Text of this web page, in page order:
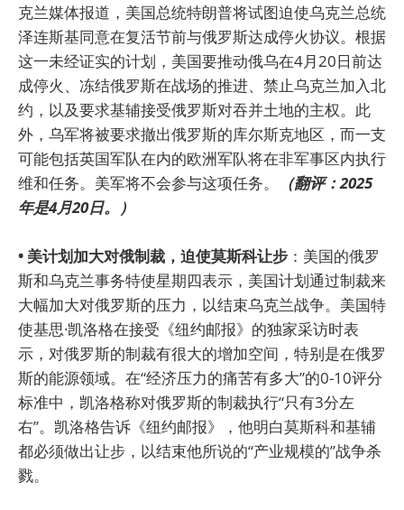
克兰媒体报道，美国总统特朗普将试图迫使乌克兰总统
泽连斯基同意在复活节前与俄罗斯达成停火协议。根据
这一未经证实的计划，美国要推动俄乌在4月20日前达
成停火、冻结俄罗斯在战场的推进、禁止乌克兰加入北
约，以及要求基辅接受俄罗斯对吞并土地的主权。此
外，乌军将被要求撤出俄罗斯的库尔斯克地区，而一支
可能包括英国军队在内的欧洲军队将在非军事区内执行
维和任务。美军将不会参与这项任务。
（翻评：2025
年是4月20日。）
• 美计划加大对俄制裁，迫使莫斯科让步 ：美国的俄罗
斯和乌克兰事务特使星期四表示，美国计划通过制裁来
大幅加大对俄罗斯的压力，以结束乌克兰战争。美国特
使基思·凯洛格在接受《纽约邮报》的独家采访时表
示，对俄罗斯的制裁有很大的增加空间，特别是在俄罗
斯的能源领域。在“经济压力的痛苦有多大”的0-10评分
标准中，凯洛格称对俄罗斯的制裁执行“只有3分左
右”。凯洛格告诉《纽约邮报》，他明白莫斯科和基辅
都必须做出让步，以结束他所说的“产业规模的”战争杀
戮。